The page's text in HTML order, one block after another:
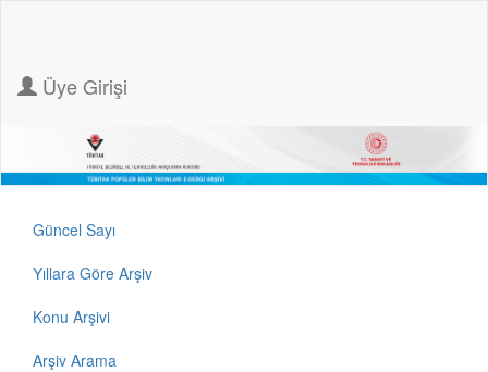
Üye Girişi
Güncel Sayı
Yıllara Göre Arşiv
Konu Arşivi
Arşiv Arama